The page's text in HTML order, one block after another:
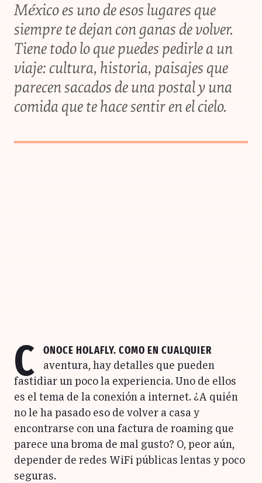
México es uno de esos lugares que
siempre te dejan con ganas de volver.
Tiene todo lo que puedes pedirle a un
viaje: cultura, historia, paisajes que
parecen sacados de una postal y una
comida que te hace sentir en el cielo.
C onoceHolafly. Como en cualquier
aventura, hay detalles que pueden
fastidiar un poco la experiencia. Uno de ellos
es el tema de la conexión a internet. ¿A quién
no le ha pasado eso de volver a casa y
encontrarse con una factura de roaming que
parece una broma de mal gusto? O, peor aún,
depender de redes WiFi públicas lentas y poco
seguras.